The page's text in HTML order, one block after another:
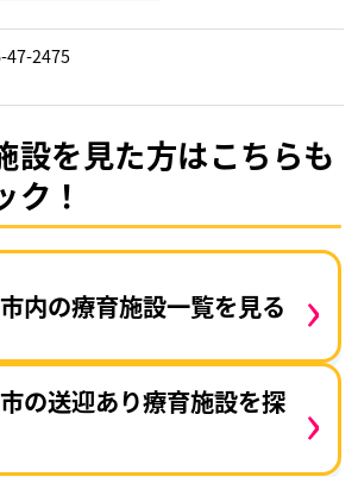
47-2475
設を見た方はこちらも
ク！
内の療育施設一覧を見る ›
の送迎あり療育施設を探
›